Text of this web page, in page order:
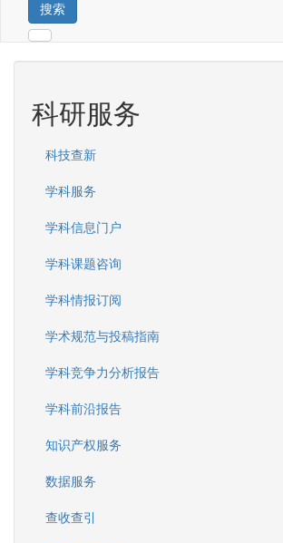
搜索
科研服务
科技查新
学科服务
学科信息门户
学科课题咨询
学科情报订阅
学术规范与投稿指南
学科竞争力分析报告
学科前沿报告
知识产权服务
数据服务
查收查引